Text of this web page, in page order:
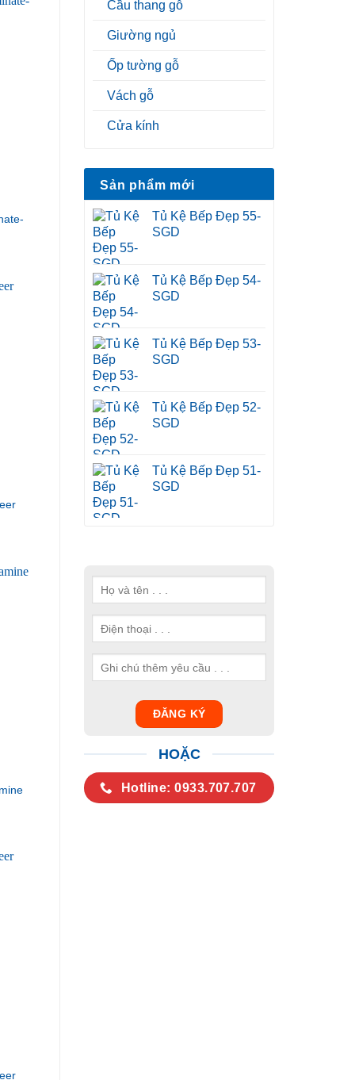
Cầu thang gỗ
Giường ngủ
Ốp tường gỗ
Vách gỗ
Cửa kính
Sản phẩm mới
Tủ Kệ Bếp Đẹp 55-
SGD
Tủ Kệ Bếp Đẹp 54-
SGD
Tủ Kệ Bếp Đẹp 53-
SGD
Tủ Kệ Bếp Đẹp 52-
SGD
Tủ Kệ Bếp Đẹp 51-
SGD
HOẶC
Hotline: 0933.707.707